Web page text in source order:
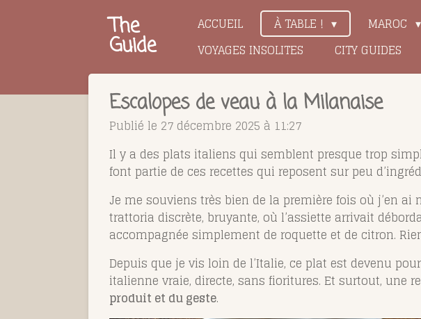
The
Guide
ACCUEIL À TABLE ! MAROC
VOYAGES INSOLITES
CITY GUIDES
Escalopes de veau à la Milanaise
Publié le 27 décembre 2025 à 11:27
Il y a des plats italiens qui semblent presque trop
font partie de ces recettes qui reposent sur peu
Je me souviens très bien de la première fois où j’en
trattoria discrète, bruyante, où l’assiette arrivait
accompagnée simplement de roquette et de citron.
Depuis que je vis loin de l’Italie, ce plat est devenu
italienne vraie, directe, sans fioritures. Et surtout, une
produit et du geste.